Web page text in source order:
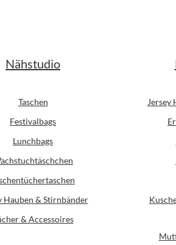
Nähstudio
Taschen
Festivalbags
Lunchbags
Hauben & Stirnbänder
& Accessoires
Jersey